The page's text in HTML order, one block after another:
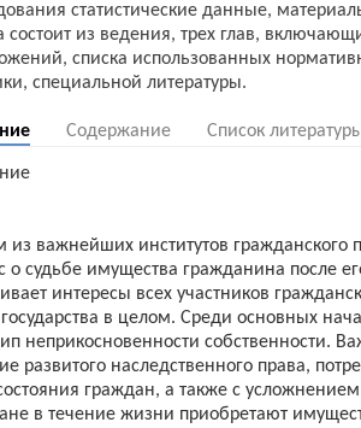
статистические данные,
состоит из ведения, трех глав,
списка использованных
Содержание Список
важнейших институтов гражданского
о судьбе имущества гражданина после
интересы всех участников
в целом. Среди основных
неприкосновенности собственности.
развитого наследственного права,
граждан, а также с
в течение жизни приобретают